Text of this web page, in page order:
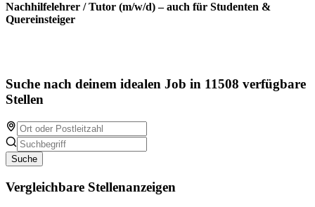
Nachhilfelehrer / Tutor (m/w/d) – auch für Studenten &
Quereinsteiger
Suche nach deinem idealen Job in 11508 verfügbare
Stellen
Suche
Vergleichbare Stellenanzeigen